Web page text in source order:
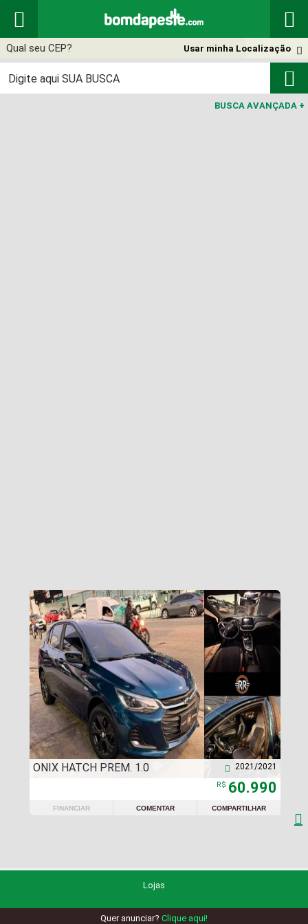
 

Usar minha Localização

BUSCA AVANÇADA +
ONIX HATCH PREM. 1.0 2021/2021

R$ 60.990
FINANCIAR COMENTAR COMPARTILHAR

Lojas
Quer anunciar? Clique aqui!